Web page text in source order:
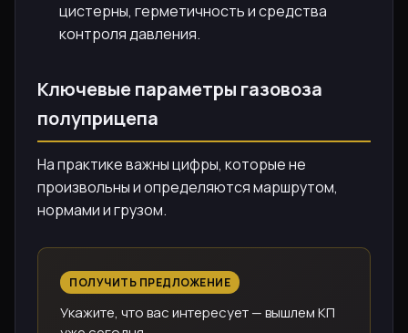
цистерны, герметичность и средства
контроля давления.
Ключевые параметры газовоза
полуприцепа
На практике важны цифры, которые не
произвольны и определяются маршрутом,
нормами и грузом.
ПОЛУЧИТЬ ПРЕДЛОЖЕНИЕ
Укажите, что вас интересует — вышлем КП